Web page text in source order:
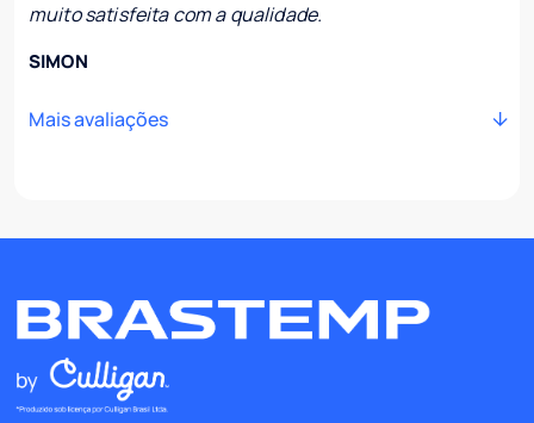
muito satisfeita com a qualidade.
SIMON
Mais avaliações